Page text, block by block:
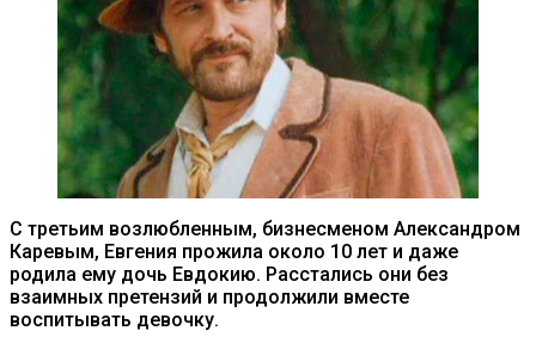
С третьим возлюбленным, бизнесменом Александром
Каревым, Евгения прожила около 10 лет и даже
родила ему дочь Евдокию. Расстались они без
взаимных претензий и продолжили вместе
воспитывать девочку.